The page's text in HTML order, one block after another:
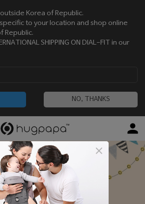
Korea of Republic.
to your location and shop online
Republic.
SHIPPING ON DIAL-FIT in our
NO, THANKS
용품을
보세요.